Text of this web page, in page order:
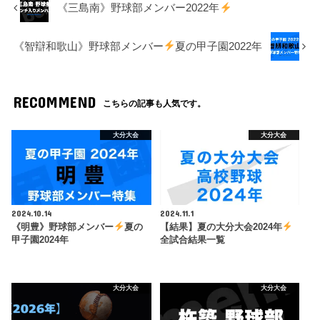
《三島南》野球部メンバー2022年
《智辯和歌山》野球部メンバー 夏の甲子園2022年
RECOMMEND こちらの記事も人気です。
大分大会
2024.10.14
《明豊》野球部メンバー
夏の
甲子園2024年
大分大会
2024.11.1
【結果】夏の大分大会2024年
全試合結果一覧
大分大会 大分大会